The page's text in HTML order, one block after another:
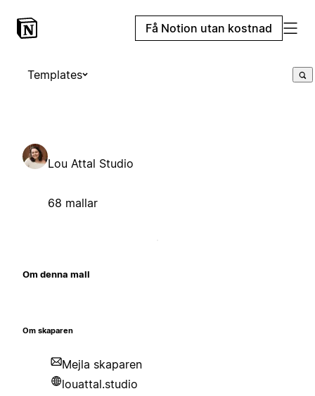
Få Notion utan kostnad
Templates
Lou Attal Studio
68 mallar
Om denna mall
Om skaparen
Mejla skaparen
louattal.studio